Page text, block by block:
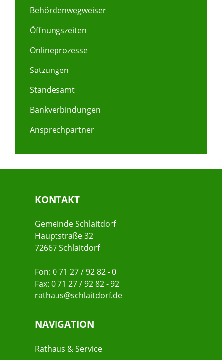
Behördenwegweiser
Öffnungszeiten
Onlineprozesse
Satzungen
Standesamt
Bankverbindungen
Ansprechpartner
KONTAKT
Gemeinde Schlaitdorf
Hauptstraße 32
72667 Schlaitdorf
Fon: 0 71 27 / 92 82 - 0
Fax: 0 71 27 / 92 82 - 92
rathaus@schlaitdorf.de
NAVIGATION
Rathaus & Service